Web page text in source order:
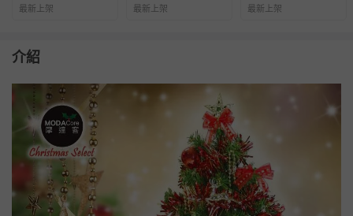
最新上架 最新上架 最新上架
介紹